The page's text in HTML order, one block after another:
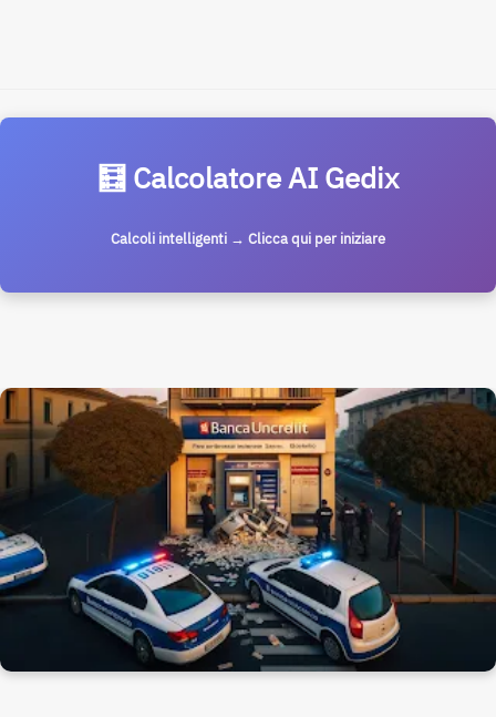
🧮 Calcolatore AI Gedix
Calcoli intelligenti → Clicca qui per iniziare